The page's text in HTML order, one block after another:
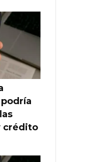
crédito